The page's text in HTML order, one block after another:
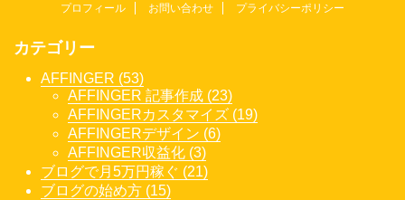
プロフィール お問い合わせ プライバシーポリシー
カテゴリー
AFFINGER (53)
AFFINGER 記事作成 (23)
AFFINGERカスタマイズ (19)
AFFINGERデザイン (6)
AFFINGER収益化 (3)
ブログで月5万円稼ぐ (21)
ブログの始め方 (15)